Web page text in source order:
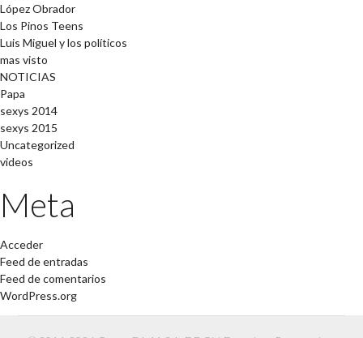
López Obrador
Los Pinos Teens
Luis Miguel y los políticos
mas visto
NOTICIAS
Papa
sexys 2014
sexys 2015
Uncategorized
videos
Meta
Acceder
Feed de entradas
Feed de comentarios
WordPress.org